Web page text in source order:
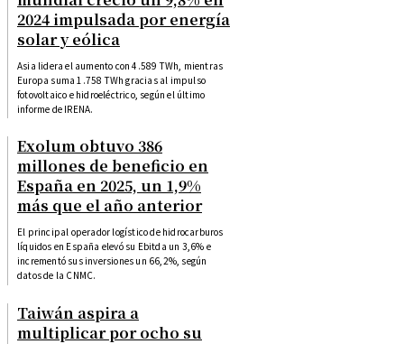
2024 impulsada por energía
solar y eólica
Asia lidera el aumento con 4.589 TWh, mientras
Europa suma 1.758 TWh gracias al impulso
fotovoltaico e hidroeléctrico, según el último
informe de IRENA.
Exolum obtuvo 386
millones de beneficio en
España en 2025, un 1,9%
más que el año anterior
El principal operador logístico de hidrocarburos
líquidos en España elevó su Ebitda un 3,6% e
incrementó sus inversiones un 66,2%, según
datos de la CNMC.
Taiwán aspira a
multiplicar por ocho su